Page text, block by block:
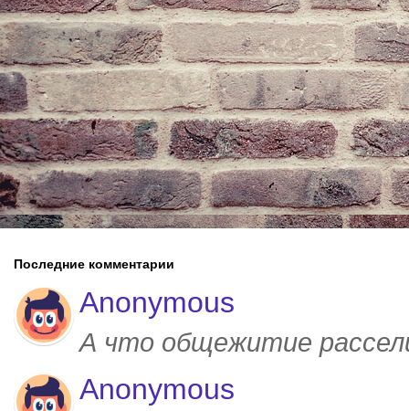
Последние комментарии
Anonymous
А что общежитие
Anonymous